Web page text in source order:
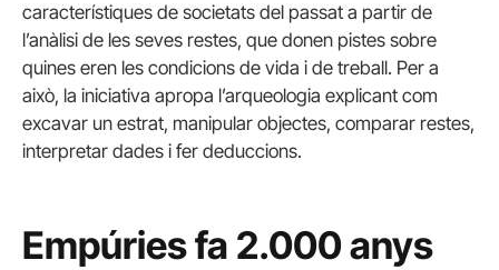
característiques de societats del passat a partir de
l’anàlisi de les seves restes, que donen pistes sobre
quines eren les condicions de vida i de treball. Per a
això, la iniciativa apropa l’arqueologia explicant com
excavar un estrat, manipular objectes, comparar restes,
interpretar dades i fer deduccions.
Empúries fa 2.000 anys